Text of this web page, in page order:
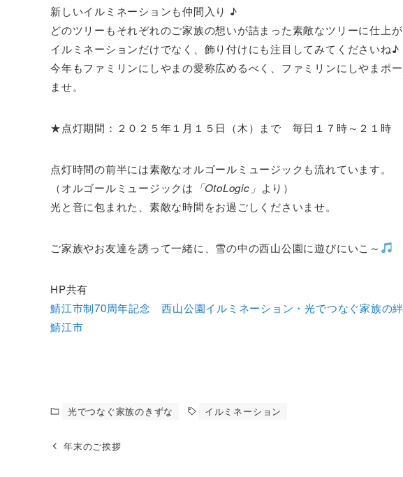
新しいイルミネーションも仲間入り ♪
どのツリーもそれぞれのご家族の想いが詰まった素敵なツリーに仕上が
イルミネーションだけでなく、飾り付けにも注目してみてくださいね♪
今年もファミリンにしやまの愛称広めるべく、ファミリンにしやまポ
ませ。
★点灯期間：２０２５年１月１５日（木）まで 毎日１７時～２１時
点灯時間の前半には素敵なオルゴールミュージックも流れています。
（オルゴールミュージックは 「OtoLogic」 より）
光と音に包まれた、素敵な時間をお過ごしくださいませ。
ご家族やお友達を誘って一緒に、雪の中の西山公園に遊びにいこ～
HP共有
鯖江市制70周年記念 西山公園イルミネーション・光でつなぐ家族の
鯖江市
光でつなぐ家族のきずな イルミネーション
年末のご挨拶